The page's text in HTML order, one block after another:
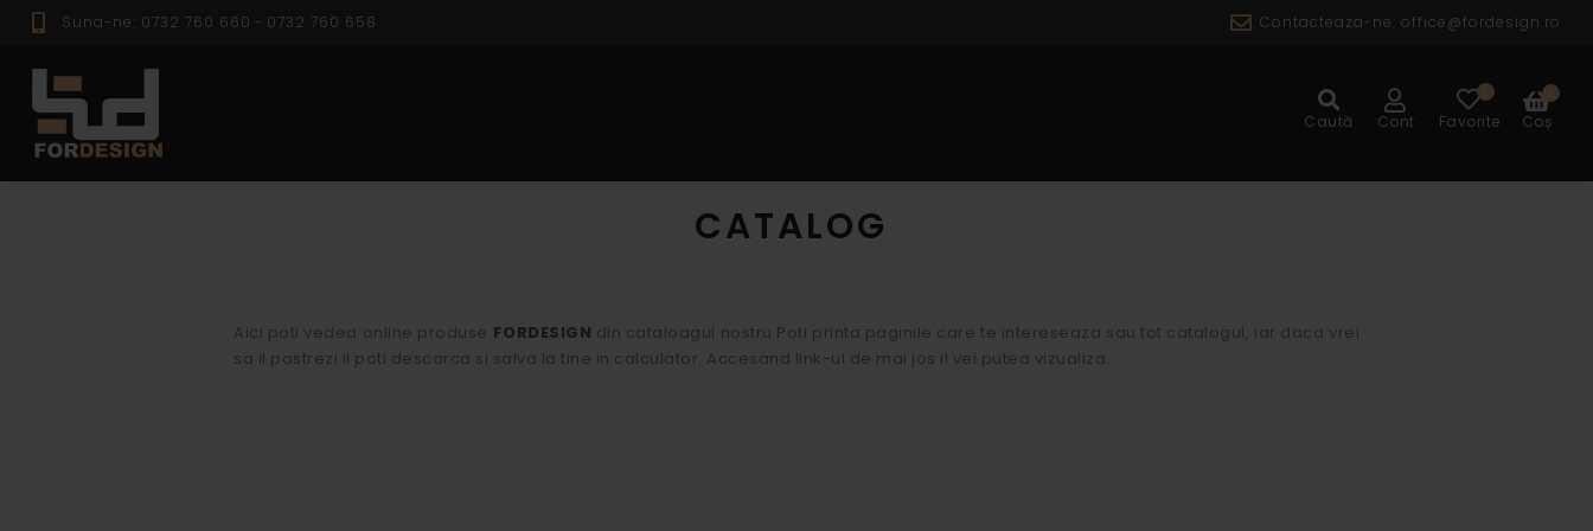
Suna-ne: 0732 760 660 - 0732 760 658 Contacteaza-ne:office@fordesign.ro
Caută Cont Favorite Coș
CATALOG
Aici poti vedea online produse FORDESIGN din cataloagul nostru Poti printa paginile care te intereseaza sau tot catalogul, iar daca vrei
sa il pastrezi il poti descarca si salva la tine in calculator. Accesand link-ul de mai jos il vei putea vizualiza.